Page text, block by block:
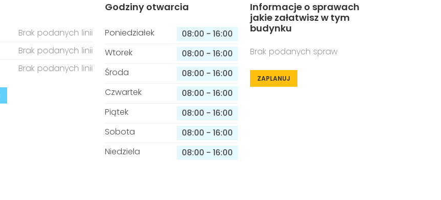
Brak podanych linii
Brak podanych linii
Brak podanych linii
Godziny otwarcia
Poniedziałek 08:00 - 16:00
Wtorek
08:00 - 16:00
Środa
08:00 - 16:00
Czwartek
08:00 - 16:00
Piątek
08:00 - 16:00
Sobota
08:00 - 16:00
Niedziela
08:00 - 16:00
Informacje o sprawach
jakie załatwisz w tym
budynku
Brak podanych spraw
ZAPLANUJ